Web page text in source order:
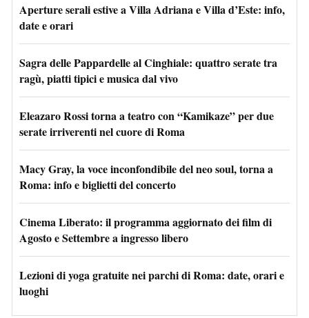
Aperture serali estive a Villa Adriana e Villa d’Este: info,
date e orari
Sagra delle Pappardelle al Cinghiale: quattro serate tra
ragù, piatti tipici e musica dal vivo
Eleazaro Rossi torna a teatro con “Kamikaze” per due
serate irriverenti nel cuore di Roma
Macy Gray, la voce inconfondibile del neo soul, torna a
Roma: info e biglietti del concerto
Cinema Liberato: il programma aggiornato dei film di
Agosto e Settembre a ingresso libero
Lezioni di yoga gratuite nei parchi di Roma: date, orari e
luoghi